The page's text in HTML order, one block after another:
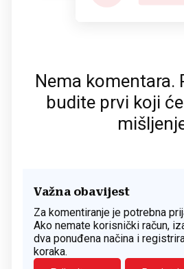
Nema komentara.
budite prvi koji
Važna obavijest
Za komentiranje je potrebna
Ako nemate korisnički račun,
dva ponuđena načina i
koraka.